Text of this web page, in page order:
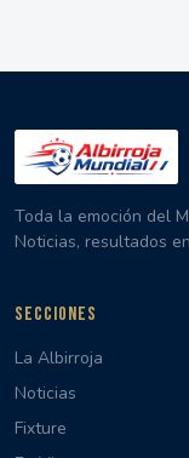
Toda la emoción del
Noticias, resultados
SECCIONES
La Albirroja
Noticias
Fixture